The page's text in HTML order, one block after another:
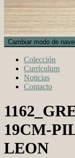
Cambiar modo de
Colección
Currículum
Noticias
Contacto
19CM-
LEON